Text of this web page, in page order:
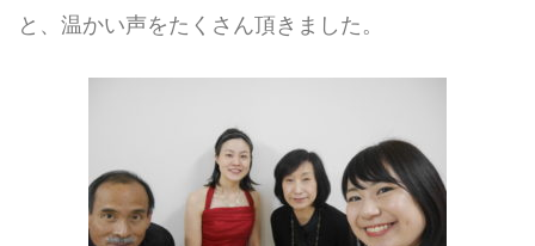
と、温かい声をたくさん頂きました。